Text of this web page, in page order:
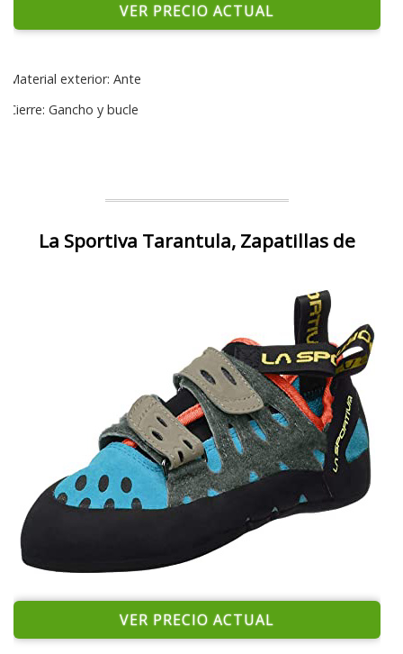
VER PRECIO ACTUAL
Material exterior: Ante
Cierre: Gancho y bucle
La Sportiva Tarantula, Zapatillas de
VER PRECIO ACTUAL